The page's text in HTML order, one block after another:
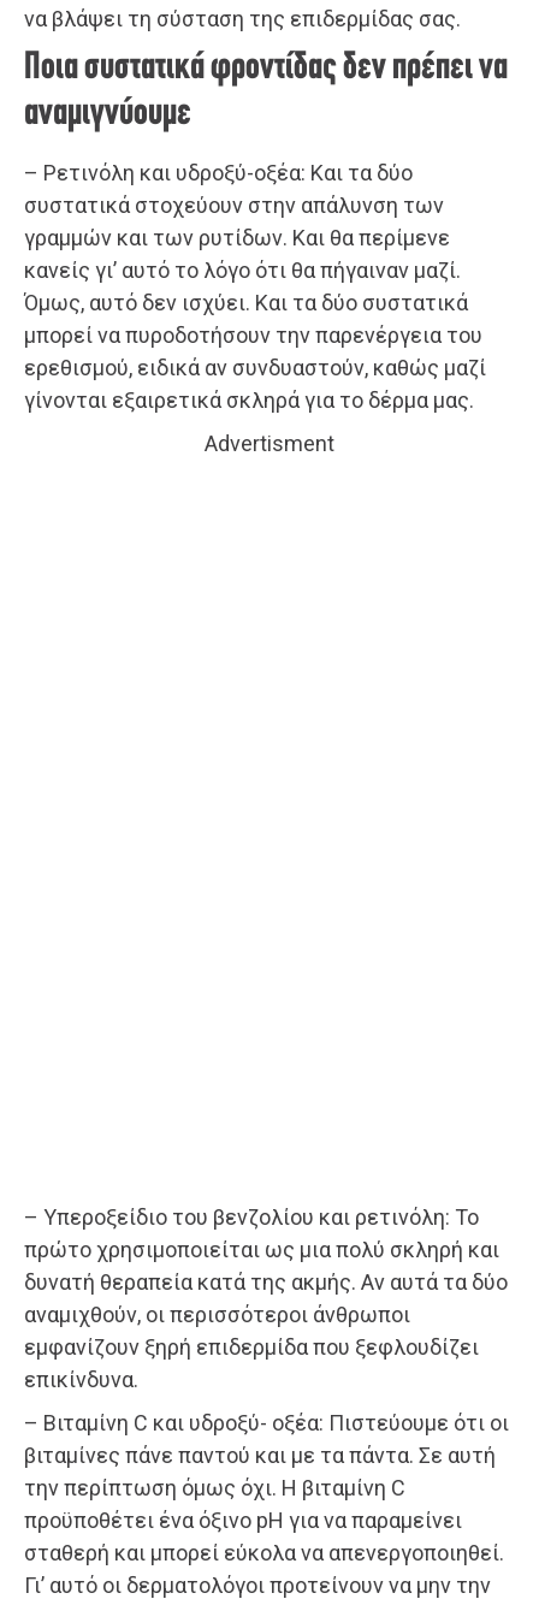
να βλάψει τη σύσταση της επιδερμίδας σας.
Ποια συστατικά φροντίδας δεν πρέπει να
αναμιγνύουμε
– Ρετινόλη και υδροξύ-οξέα: Και τα δύο
συστατικά στοχεύουν στην απάλυνση των
γραμμών και των ρυτίδων. Και θα περίμενε
κανείς γι’ αυτό το λόγο ότι θα πήγαιναν μαζί.
Όμως, αυτό δεν ισχύει. Και τα δύο συστατικά
μπορεί να πυροδοτήσουν την παρενέργεια του
ερεθισμού, ειδικά αν συνδυαστούν, καθώς μαζί
γίνονται εξαιρετικά σκληρά για το δέρμα μας.
Advertisment
– Υπεροξείδιο του βενζολίου και ρετινόλη: Το
πρώτο χρησιμοποιείται ως μια πολύ σκληρή και
δυνατή θεραπεία κατά της ακμής. Αν αυτά τα δύο
αναμιχθούν, οι περισσότεροι άνθρωποι
εμφανίζουν ξηρή επιδερμίδα που ξεφλουδίζει
επικίνδυνα.
– Βιταμίνη C και υδροξύ- οξέα: Πιστεύουμε ότι οι
βιταμίνες πάνε παντού και με τα πάντα. Σε αυτή
την περίπτωση όμως όχι. Η βιταμίνη C
προϋποθέτει ένα όξινο pH για να παραμείνει
σταθερή και μπορεί εύκολα να απενεργοποιηθεί.
Γι’ αυτό οι δερματολόγοι προτείνουν να μην την